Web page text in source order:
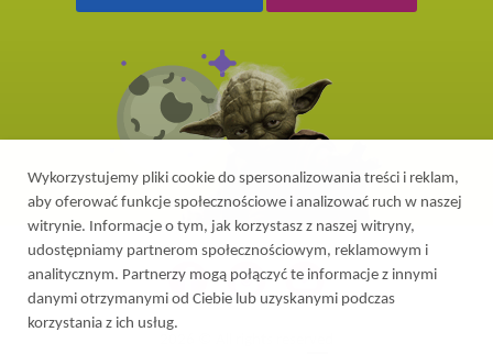
Wykorzystujemy pliki cookie do spersonalizowania treści i reklam,
aby oferować funkcje społecznościowe i analizować ruch w naszej
witrynie. Informacje o tym, jak korzystasz z naszej witryny,
udostępniamy partnerom społecznościowym, reklamowym i
analitycznym. Partnerzy mogą połączyć te informacje z innymi
danymi otrzymanymi od Ciebie lub uzyskanymi podczas
korzystania z ich usług.